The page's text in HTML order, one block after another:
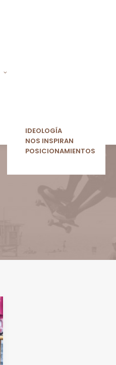
IDEOLOGÍA
NOS INSPIRAN
POSICIONAMIENTOS